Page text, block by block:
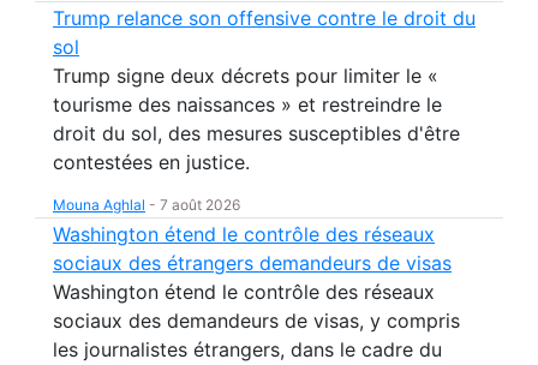
Trump relance son offensive contre le droit du
sol
Trump signe deux décrets pour limiter le «
tourisme des naissances » et restreindre le
droit du sol, des mesures susceptibles d'être
contestées en justice.
Mouna Aghlal - 7 août 2026
Washington étend le contrôle des réseaux
sociaux des étrangers demandeurs de visas
Washington étend le contrôle des réseaux
sociaux des demandeurs de visas, y compris
les journalistes étrangers, dans le cadre du